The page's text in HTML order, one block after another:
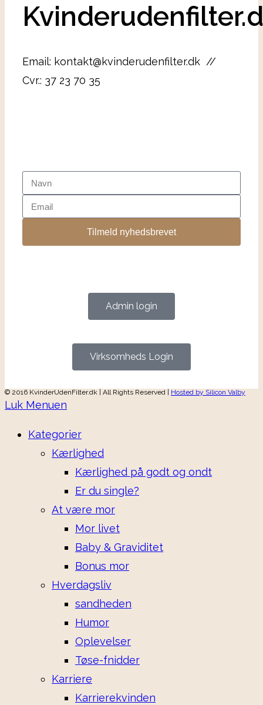
Email: kontakt@kvinderudenfilter.dk //
Cvr.: 37 23 70 35
Tilmeld nyhedsbrevet
Virksomheds Login
Admin login
© 2016 KvinderUdenFilter.dk | All Rights Reserved | Hosted by Silicon Valby
Luk Menuen
Kategorier
Kærlighed
Kærlighed på godt og ondt
Er du single?
At være mor
Mor livet
Baby & Graviditet
Bonus mor
Hverdagsliv
sandheden
Humor
Oplevelser
Tøse-fnidder
Karriere
Karrierekvinden